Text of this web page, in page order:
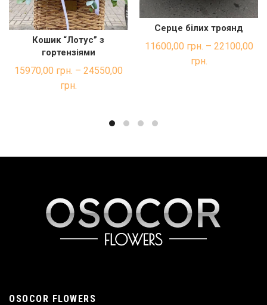
ШВИДКА ПОКУПКА
Кошик “Лотус” з
гортензіями
15970,00 грн. – 24550,00
грн.
ШВИДКА ПОКУПКА
Серце білих троянд
11600,00 грн. – 22100,00
грн.
OSOCOR FLOWERS